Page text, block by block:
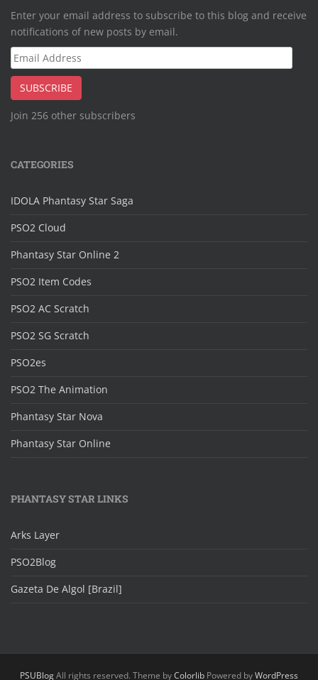
Enter your email address to subscribe to this blog and receive
notifications of new posts by email.
Email
Address
SUBSCRIBE
Join 256 other subscribers
CATEGORIES
IDOLA Phantasy Star Saga
PSO2 Cloud
Phantasy Star Online 2
PSO2 Item Codes
PSO2 AC Scratch
PSO2 SG Scratch
PSO2es
PSO2 The Animation
Phantasy Star Nova
Phantasy Star Online
PHANTASY STAR LINKS
Arks Layer
PSO2Blog
Gazeta De Algol [Brazil]
PSUBlogAll rights reserved. Theme byColorlib Powered byWordPress